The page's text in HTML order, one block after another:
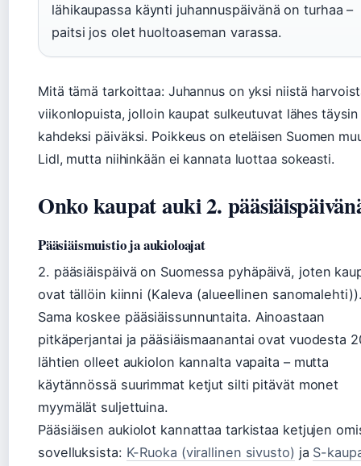
lähikaupassa käynti juhannuspäivänä on turhaa –
paitsi jos olet huoltoaseman varassa.
Mitä tämä tarkoittaa: Juhannus on yksi niistä
viikonlopuista, jolloin kaupat sulkeutuvat lähes täysin
kahdeksi päiväksi. Poikkeus on eteläisen Suomen
Lidl, mutta niihinkään ei kannata luottaa sokeasti.
Onko kaupat auki 2.
Pääsiäismuistio ja aukioloajat
2. pääsiäispäivä on Suomessa pyhäpäivä, joten
ovat tällöin kiinni (Kaleva (alueellinen
Sama koskee pääsiäissunnuntaita. Ainoastaan
pitkäperjantai ja pääsiäismaanantai ovat vuodesta
lähtien olleet aukiolon kannalta vapaita – mutta
käytännössä suurimmat ketjut silti pitävät monet
myymälät suljettuina.
Pääsiäisen aukiolot kannattaa tarkistaa ketjujen
sovelluksista: K-Ruoka (virallinen sivusto) ja S-